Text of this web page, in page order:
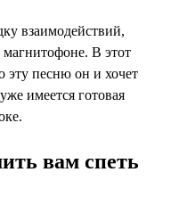
взаимодействий,
В этот
эту песню он и хочет
имеется готовая
вам спеть